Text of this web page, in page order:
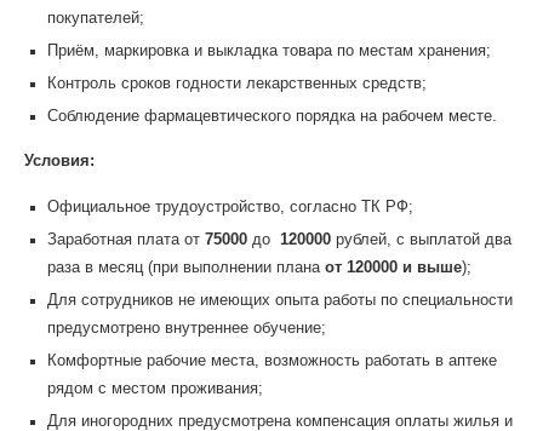
покупателей;
Приём, маркировка и выкладка товара по местам хранения;
Контроль сроков годности лекарственных средств;
Соблюдение фармацевтического порядка на рабочем месте.
Условия:
Официальное трудоустройство, согласно ТК РФ;
Заработная плата от 75000 до 120000 рублей, с выплатой два
раза в месяц (при выполнении плана от 120000 и выше);
Для сотрудников не имеющих опыта работы по специальности
предусмотрено внутреннее обучение;
Комфортные рабочие места, возможность работать в аптеке
рядом с местом проживания;
Для иногородних предусмотрена компенсация оплаты жилья и